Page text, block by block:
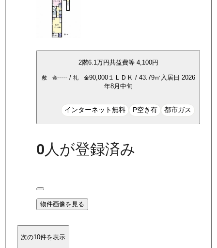
2階6.1万円共益費等 4,100円
敷 金-----/ 礼 金90,000１ＬＤＫ / 43.79㎡ 入居日 2026
年8月中旬
インターネット無料 P空き有 都市ガス
0人が登録済み
物件画像を見る
次の10件を表示